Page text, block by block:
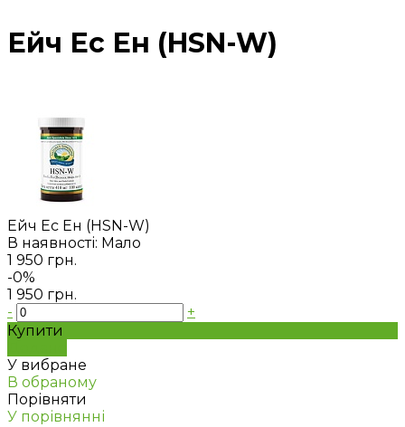
Ейч Ес Ен (HSN-W)
Ейч Ес Ен (HSN-W)
В наявності: Мало
1 950 грн.
-0%
1 950 грн.
-
+
Купити
У вибране
В обраному
Порівняти
У порівнянні